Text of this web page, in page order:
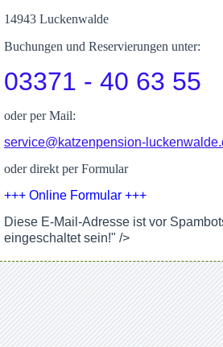
14943 Luckenwalde
Buchungen und Reservierungen unter:
03371 - 40 63 55
oder per Mail:
service@katzenpension-
oder direkt per Formular
+++ Online Formular +++
Diese E-Mail-Adresse ist vor
eingeschaltet sein!" />